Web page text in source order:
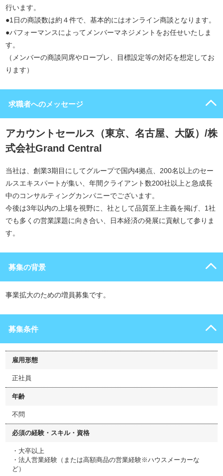
行います。
●1日の商談数は約４件で、基本的にはオンライン商談となります。
●パフォーマンスによってメンバーマネジメントをお任せいたしま
す。
（メンバーの商談同席やロープレ、目標設定等の対応を想定してお
ります）
求職者へのメッセージ
アカウントセールス（東京、名古屋、大阪）/株
式会社Grand Central
当社は、創業3期目にしてグループで国内4拠点、200名以上のセー
ルスエキスパートが集い、年間クライアント数200社以上と急成長
中のコンサルティングカンパニーでございます。
今後は3年以内の上場を視野に、社として品質至上主義を掲げ、1社
でも多くの営業課題に向き合い、日本経済の発展に貢献して参りま
す。
募集の背景
事業拡大のための増員募集です。
募集条件
雇用形態
正社員
年齢
不問
必須の経験・スキル・資格
・大卒以上
・法人営業経験（または高額商品の営業経験※ハウスメーカーな
ど）